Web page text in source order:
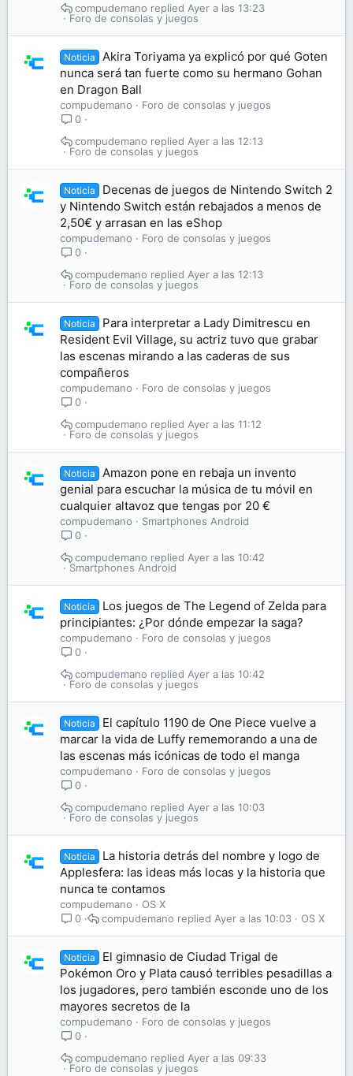
Foro de consolas y juegos
Ayer a las 13:23
compudemano
Noticia
Akira Toriyama ya explicó por qué Goten
nunca será tan fuerte como su hermano Gohan
en Dragon Ball
compudemano
Foro de consolas y juegos
0
Foro de consolas y juegos
Ayer a las 12:13
compudemano
Noticia
Decenas de juegos de Nintendo Switch 2
y Nintendo Switch están rebajados a menos de
2,50€ y arrasan en las eShop
compudemano
Foro de consolas y juegos
0
Foro de consolas y juegos
Ayer a las 12:13
compudemano
Noticia
Para interpretar a Lady Dimitrescu en
Resident Evil Village, su actriz tuvo que grabar
las escenas mirando a las caderas de sus
compañeros
compudemano
Foro de consolas y juegos
0
Foro de consolas y juegos
Ayer a las 11:12
compudemano
Noticia
Amazon pone en rebaja un invento
genial para escuchar la música de tu móvil en
cualquier altavoz que tengas por 20 €
compudemano
Smartphones Android
0
Smartphones Android
Ayer a las 10:42
compudemano
Noticia
Los juegos de The Legend of Zelda para
principiantes: ¿Por dónde empezar la saga?
compudemano
Foro de consolas y juegos
0
Foro de consolas y juegos
Ayer a las 10:42
compudemano
Noticia
El capítulo 1190 de One Piece vuelve a
marcar la vida de Luffy rememorando a una de
las escenas más icónicas de todo el manga
compudemano
Foro de consolas y juegos
0
Foro de consolas y juegos
Ayer a las 10:03
compudemano
Noticia
La historia detrás del nombre y logo de
Applesfera: las ideas más locas y la historia que
nunca te contamos
compudemano
OS X
0
OS X
Ayer a las 10:03
compudemano
Noticia
El gimnasio de Ciudad Trigal de
Pokémon Oro y Plata causó terribles pesadillas a
los jugadores, pero también esconde uno de los
mayores secretos de la
compudemano
Foro de consolas y juegos
0
Foro de consolas y juegos
Ayer a las 09:33
compudemano